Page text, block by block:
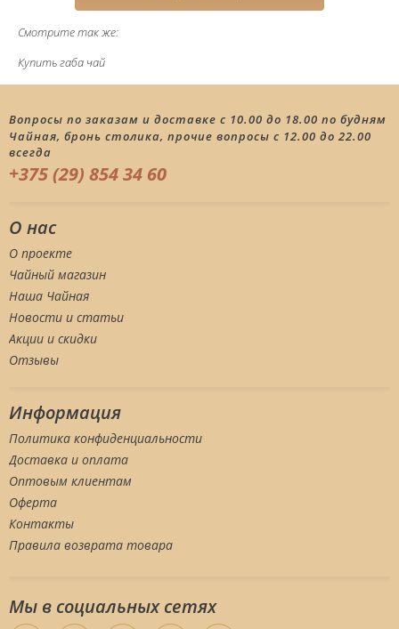
Смотрите так же:
Купить габа чай
Вопросы по заказам и доставке с 10.00 до 18.00 по будням
Чайная, бронь столика, прочие вопросы с 12.00 до 22.00
всегда
+375 (29) 854 34 60
О нас
О проекте
Чайный магазин
Наша Чайная
Новости и статьи
Акции и скидки
Отзывы
Информация
Политика конфиденциальности
Доставка и оплата
Оптовым клиентам
Оферта
Контакты
Правила возврата товара
Мы в социальных сетяx